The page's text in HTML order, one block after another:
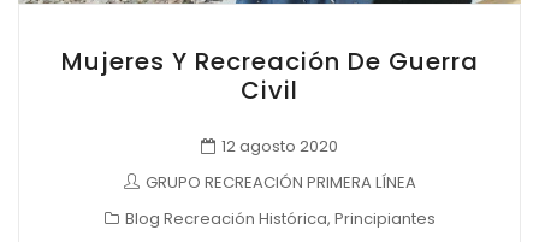
Mujeres Y Recreación De Guerra
Civil
12 agosto 2020
GRUPO RECREACIÓN PRIMERA LÍNEA
Blog Recreación Histórica, Principiantes